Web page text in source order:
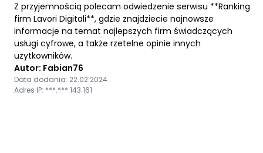
Z przyjemnością polecam odwiedzenie serwisu **Ranking
firm Lavori Digitali**, gdzie znajdziecie najnowsze
informacje na temat najlepszych firm świadczących
usługi cyfrowe, a także rzetelne opinie innych
użytkowników.
Autor: Fabian76
Data dodania: 22.02.2024
Adres IP: ***.***.143.161